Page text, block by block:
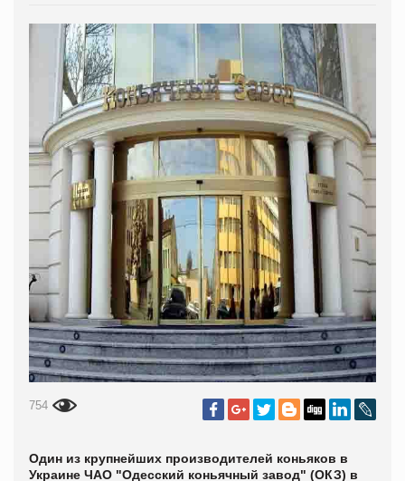
754
Один из крупнейших производителей коньяков в
Украине ЧАО "Одесский коньячный завод" (ОКЗ) в